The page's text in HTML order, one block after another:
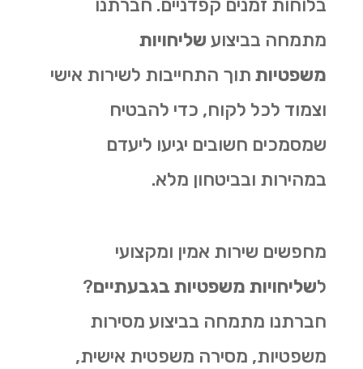
בלוחות זמנים קפדניים. חברתנו
מתמחה בביצוע שליחויות
משפטיותתוך התחייבות לשירות אישי
וצמוד לכל לקוח, כדי להבטיח
שמסמכים חשובים יגיעו ליעדם
במהירות ובביטחון מלא.
מחפשים שירות אמין ומקצועי
לשליחויות משפטיות בגבעתיים?
חברתנו מתמחה בביצוע מסירות
משפטיות, מסירה משפטית אישית,